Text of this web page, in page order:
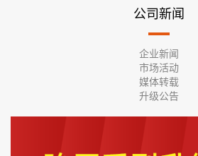
公司新闻
企业新闻
市场活动
媒体转载
升级公告